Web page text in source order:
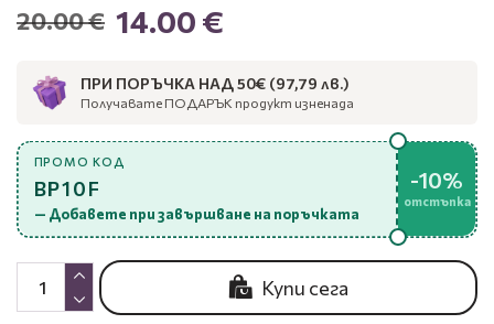
14.00 €
20.00 €
Купи сега
ПРИ ПОРЪЧКА НАД 50€ (97,79 лв.)
Получавате ПОДАРЪК продукт изненада
ПРОМО КОД
BP10F
— Добавете при завършване на поръчката
-10%
отстъпка